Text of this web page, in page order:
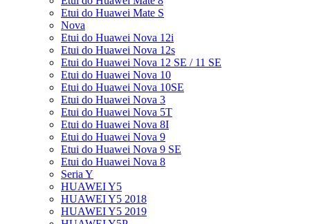
Etui do Huawei Mate S
Nova
Etui do Huawei Nova 12i
Etui do Huawei Nova 12s
Etui do Huawei Nova 12 SE / 11 SE
Etui do Huawei Nova 10
Etui do Huawei Nova 10SE
Etui do Huawei Nova 3
Etui do Huawei Nova 5T
Etui do Huawei Nova 8I
Etui do Huawei Nova 9
Etui do Huawei Nova 9 SE
Etui do Huawei Nova 8
Seria Y
HUAWEI Y5
HUAWEI Y5 2018
HUAWEI Y5 2019